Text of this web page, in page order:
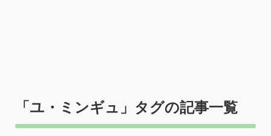
「ユ・ミンギュ 」タグの記事一覧